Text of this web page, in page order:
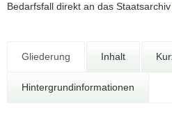
i
Bedarfsfall direkt an das Staatsarchiv
Gliederung Inhalt
Hintergrundinformationen